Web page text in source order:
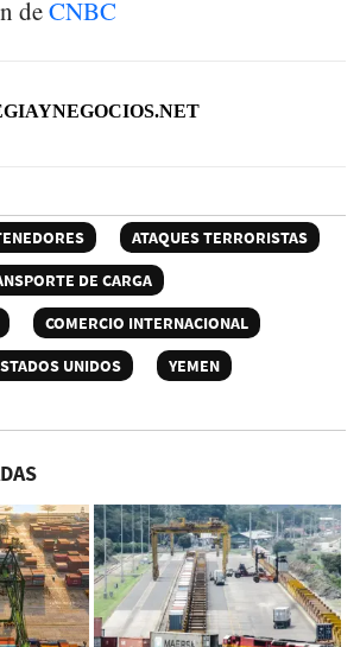
deCNBC
ATAQUES TERRORISTAS
DE CARGA
COMERCIO INTERNACIONAL
UNIDOS
YEMEN